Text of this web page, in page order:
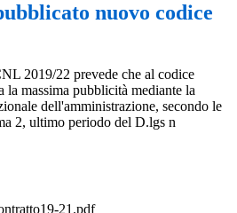
nuovo codice
2019/22 prevede che al codice
la massima pubblicità mediante la
dell'amministrazione, secondo le
2, ultimo periodo del D.lgs n
21.pdf